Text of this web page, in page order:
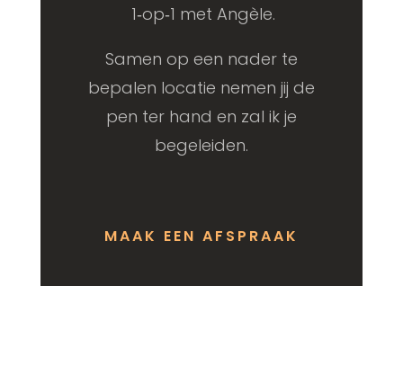
1‑op‑1 met Angèle.
Samen op een nader te
bepalen locatie nemen jij de
pen ter hand en zal ik je
begeleiden.
MAAK EEN AFSPRAAK